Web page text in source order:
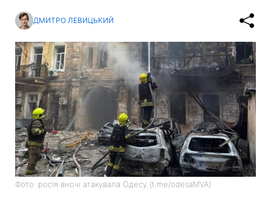
ДМИТРО ЛЕВИЦЬКИЙ
Фото: росія вночі атакувала Одесу (t.me/odesaMVA)